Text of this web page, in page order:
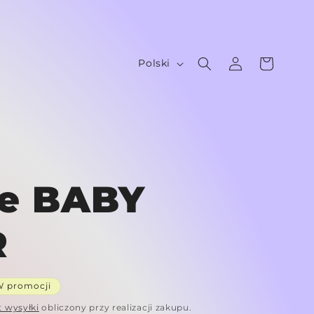
J
Polski
Zaloguj
się
Koszyk
BABY
promocji
wysyłki obliczony przy realizacji zakupu.